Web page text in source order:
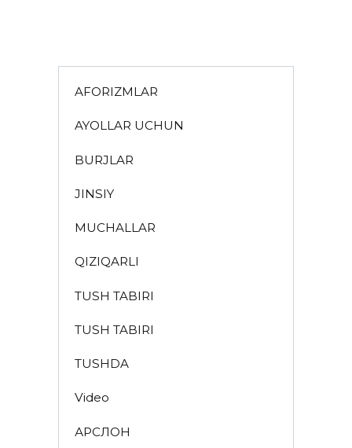
AFORIZMLAR
AYOLLAR UCHUN
BURJLAR
JINSIY
MUCHALLAR
QIZIQARLI
TUSH TABIRI
TUSH TABIRI
TUSHDA
Video
АРСЛОН